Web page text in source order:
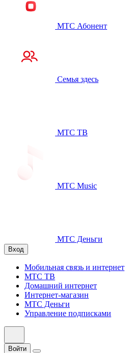
МТС Абонент
Семья здесь
МТС ТВ
МТС Music
МТС Деньги
Вход
Мобильная связь и интернет
МТС ТВ
Домашний интернет
Интернет-магазин
МТС Деньги
Управление подписками
Войти